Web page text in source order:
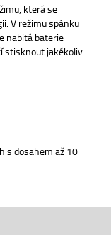
která se
V režimu spánku
nabitá baterie
stisknout jakékoliv
s dosahem až 10